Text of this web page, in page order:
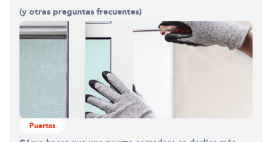
(y otras preguntas frecuentes)
Puertas